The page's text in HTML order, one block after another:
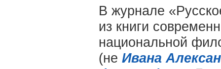
В журнале
из книги
национальной
(не Ивана